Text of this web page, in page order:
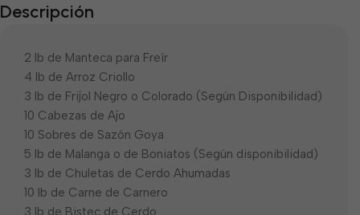
Descripción
2 lb de Manteca para Freír
4 lb de Arroz Criollo
3 lb de Frijol Negro o Colorado (Según Disponibilidad)
10 Cabezas de Ajo
10 Sobres de Sazón Goya
5 lb de Malanga o de Boniatos (Según disponibilidad)
3 lb de Chuletas de Cerdo Ahumadas
10 lb de Carne de Carnero
3 lb de Bistec de Cerdo